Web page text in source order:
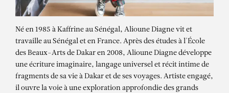
Né en 1985 à Kaffrine au Sénégal, Alioune Diagne vit et
travaille au Sénégal et en France. Après des études à l'École
des Beaux-Arts de Dakar en 2008, Alioune Diagne développe
une écriture imaginaire, langage universel et récit intime de
fragments de sa vie à Dakar et de ses voyages. Artiste engagé,
il ouvre la voie à une exploration approfondie des grands